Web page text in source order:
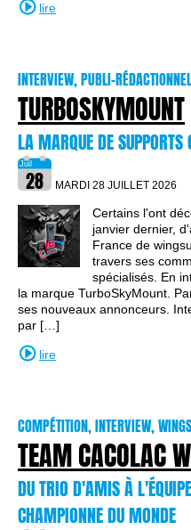
lire
INTERVIEW, PUBLI-RÉDACTIONNEL
TURBOSKYMOUNT
LA MARQUE DE
MARDI 28 JUILLET 2026
Certains l'ont
janvier dernier,
France de
travers ses
spécialisés. En
la marque TurboSkyMount.
ses nouveaux annonceurs.
par […]
lire
COMPÉTITION, INTERVIEW,
TEAM CACOLAC
DU TRIO D'AMIS À
CHAMPIONNE DU MONDE